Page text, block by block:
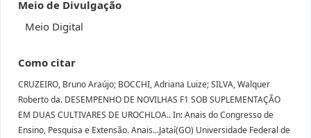
Meio de Divulgação
Meio Digital
Como citar
CRUZEIRO, Bruno Araújo; BOCCHI, Adriana Luize; SILVA, Walquer
Roberto da. DESEMPENHO DE NOVILHAS F1 SOB SUPLEMENTAÇÃO
EM DUAS CULTIVARES DE UROCHLOA.. In: Anais do Congresso de
Ensino, Pesquisa e Extensão. Anais...Jataí(GO) Universidade Federal de